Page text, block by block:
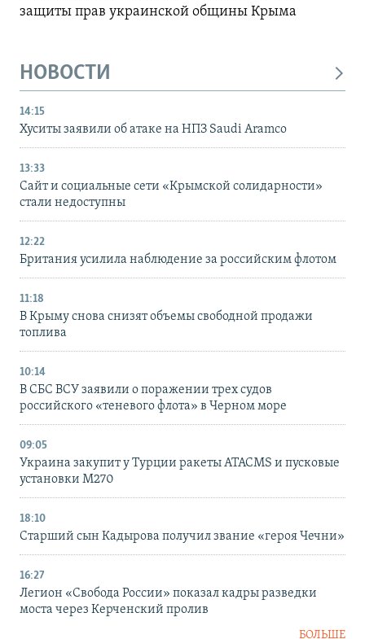
защиты прав украинской общины Крыма
НОВОСТИ
14:15
Хуситы заявили об атаке на НПЗ Saudi Aramco
13:33
Сайт и социальные сети «Крымской солидарности»
стали недоступны
12:22
Британия усилила наблюдение за российским флотом
11:18
В Крыму снова снизят объемы свободной продажи
топлива
10:14
В СБС ВСУ заявили о поражении трех судов
российского «теневого флота» в Черном море
09:05
Украина закупит у Турции ракеты ATACMS и пусковые
установки M270
18:10
Старший сын Кадырова получил звание «героя Чечни»
16:27
Легион «Свобода России» показал кадры разведки
моста через Керченский пролив
БОЛЬШЕ